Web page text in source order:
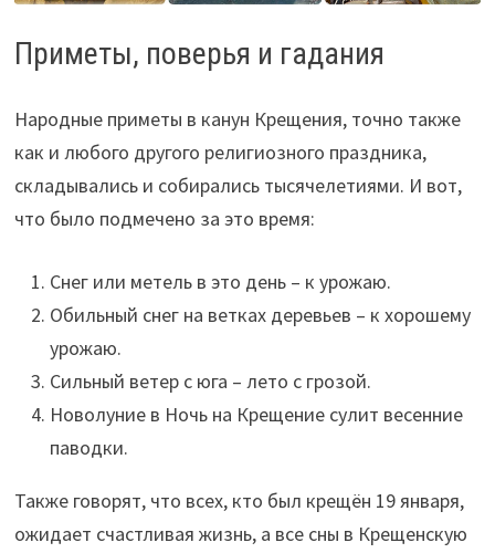
Приметы, поверья и гадания
Народные приметы в канун Крещения, точно также
как и любого другого религиозного праздника,
складывались и собирались тысячелетиями. И вот,
что было подмечено за это время:
Снег или метель в это день – к урожаю.
Обильный снег на ветках деревьев – к хорошему
урожаю.
Сильный ветер с юга – лето с грозой.
Новолуние в Ночь на Крещение сулит весенние
паводки.
Также говорят, что всех, кто был крещён 19 января,
ожидает счастливая жизнь, а все сны в Крещенскую